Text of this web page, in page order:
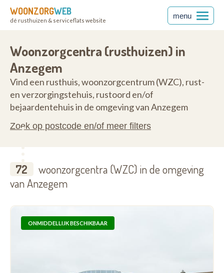
WOONZORGWEB
dé rusthuizen & serviceflats website
menu
Woonzorgcentra (rusthuizen) in
Anzegem
Vind een rusthuis, woonzorgcentrum (WZC), rust-
en verzorgingstehuis, rustoord en/of
bejaardentehuis in de omgeving van Anzegem
Zoek op postcode en/of meer filters
72
woonzorgcentra (WZC) in de omgeving
van Anzegem
ONMIDDELLIJK BESCHIKBAAR